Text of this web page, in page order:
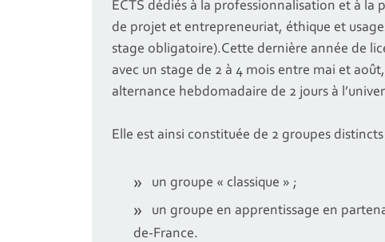
ECTS dédiés à la professionnalisation et à la
de projet et entrepreneuriat, éthique et
stage obligatoire).Cette dernière année de
avec un stage de 2 à 4 mois entre mai et
alternance hebdomadaire de 2 jours à
Elle est ainsi constituée de 2 groupes distincts
un groupe « classique » ;
un groupe en apprentissage en
de-France.